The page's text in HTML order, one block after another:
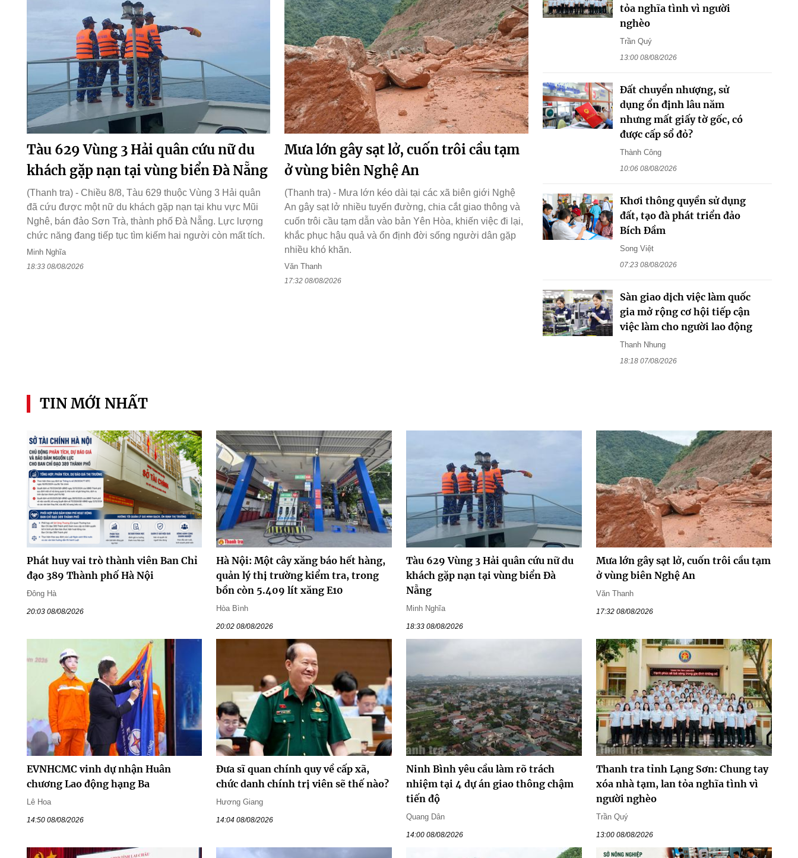
Tàu 629 Vùng 3 Hải quân cứu nữ du
khách gặp nạn tại vùng biển Đà Nẵng
(Thanh tra) - Chiều 8/8, Tàu 629 thuộc Vùng 3 Hải quân
đã cứu được một nữ du khách gặp nạn tại khu vực Mũi
Nghê, bán đảo Sơn Trà, thành phố Đà Nẵng. Lực lượng
chức năng đang tiếp tục tìm kiếm hai người còn mất tích.
Minh Nghĩa
18:33 08/08/2026
Mưa lớn gây sạt lở, cuốn trôi cầu tạm
ở vùng biên Nghệ An
(Thanh tra) - Mưa lớn kéo dài tại các xã biên giới Nghệ
An gây sạt lở nhiều tuyến đường, chia cắt giao thông và
cuốn trôi cầu tạm dẫn vào bản Yên Hòa, khiến việc đi lại,
khắc phục hậu quả và ổn định đời sống người dân gặp
nhiều khó khăn.
Văn Thanh
17:32 08/08/2026
tỏa nghĩa tình vì người
nghèo
Trần Quý
13:00 08/08/2026
Đất chuyển nhượng, sử
dụng ổn định lâu năm
nhưng mất giấy tờ gốc, có
được cấp sổ đỏ?
Thành Công
10:06 08/08/2026
Khơi thông quyền sử dụng
đất, tạo đà phát triển đảo
Bích Đầm
Song Việt
07:23 08/08/2026
Sàn giao dịch việc làm quốc
gia mở rộng cơ hội tiếp cận
việc làm cho người lao động
Thanh Nhung
18:18 07/08/2026
TIN MỚI NHẤT
Phát huy vai trò thành viên Ban Chỉ
đạo 389 Thành phố Hà Nội
Đông Hà
20:03 08/08/2026
Hà Nội: Một cây xăng báo hết hàng,
quản lý thị trường kiểm tra, trong
bồn còn 5.409 lít xăng E10
Hòa Bình
20:02 08/08/2026
Tàu 629 Vùng 3 Hải quân cứu nữ du
khách gặp nạn tại vùng biển Đà
Nẵng
Minh Nghĩa
18:33 08/08/2026
Mưa lớn gây sạt lở, cuốn trôi cầu tạm
ở vùng biên Nghệ An
Văn Thanh
17:32 08/08/2026
EVNHCMC vinh dự nhận Huân
chương Lao động hạng Ba
Lê Hoa
14:50 08/08/2026
Đưa sĩ quan chính quy về cấp xã,
chức danh chính trị viên sẽ thế nào?
Hương Giang
14:04 08/08/2026
Ninh Bình yêu cầu làm rõ trách
nhiệm tại 4 dự án giao thông chậm
tiến độ
Quang Dân
14:00 08/08/2026
Thanh tra tỉnh Lạng Sơn: Chung tay
xóa nhà tạm, lan tỏa nghĩa tình vì
người nghèo
Trần Quý
13:00 08/08/2026